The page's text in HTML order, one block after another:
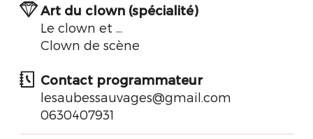
Art du clown (spécialité)
Le clown et ...
Clown de scène
Contact programmateur
lesaubessauvages@gmail.com
0630407931